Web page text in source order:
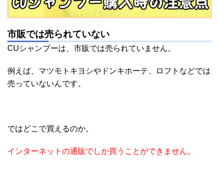
市販では売られていない
CUシャンプーは、市販では売られていません。
例えば、マツモトキヨシやドンキホーテ、ロフトなどでは
売っていないんです。
ではどこで買えるのか。
インターネットの通販でしか買うことができません。